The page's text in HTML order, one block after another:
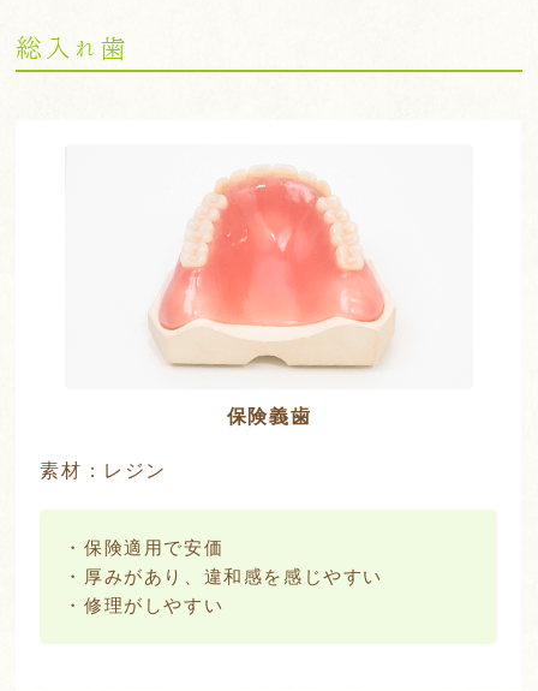
総入れ歯
保険義歯
素材：レジン
・保険適用で安価
・厚みがあり、違和感を感じやすい
・修理がしやすい